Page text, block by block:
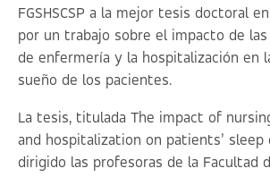
FGSHSCSP a la mejor tesis doctoral
por un trabajo sobre el impacto de
de enfermería y la hospitalización en
sueño de los pacientes.
La tesis, titulada The impact of
and hospitalization on patients’ sleep
dirigido las profesoras de la Facultad